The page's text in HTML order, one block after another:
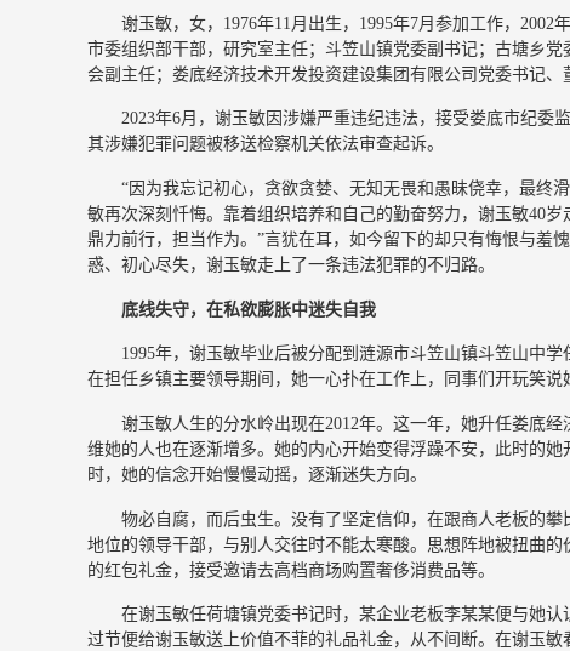
谢玉敏，女，1976年11月出生，1995年7月参加工作，
市委组织部干部，研究室主任；斗笠山镇党委副书记；古塘乡
会副主任；娄底经济技术开发投资建设集团有限公司党委书记、
2023年6月，谢玉敏因涉嫌严重违纪违法，接受娄底市纪委
其涉嫌犯罪问题被移送检察机关依法审查起诉。
“因为我忘记初心，贪欲贪婪、无知无畏和愚昧侥幸，最终
敏再次深刻忏悔。靠着组织培养和自己的勤奋努力，谢玉敏40
鼎力前行，担当作为。”言犹在耳，如今留下的却只有悔恨与羞
惑、初心尽失，谢玉敏走上了一条违法犯罪的不归路。
底线失守，在私欲膨胀中迷失自我
1995年，谢玉敏毕业后被分配到涟源市斗笠山镇斗笠山中
在担任乡镇主要领导期间，她一心扑在工作上，同事们开玩笑说
谢玉敏人生的分水岭出现在2012年。这一年，她升任娄底
维她的人也在逐渐增多。她的内心开始变得浮躁不安，此时的
时，她的信念开始慢慢动摇，逐渐迷失方向。
物必自腐，而后虫生。没有了坚定信仰，在跟商人老板的
地位的领导干部，与别人交往时不能太寒酸。思想阵地被扭曲
的红包礼金，接受邀请去高档商场购置奢侈消费品等。
在谢玉敏任荷塘镇党委书记时，某企业老板李某某便与她
过节便给谢玉敏送上价值不菲的礼品礼金，从不间断。在谢玉